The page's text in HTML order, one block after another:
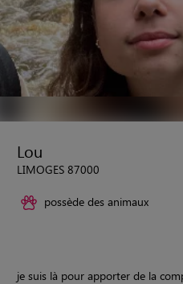
Lou
LIMOGES 87000
possède des animaux
je suis là pour apporter de la